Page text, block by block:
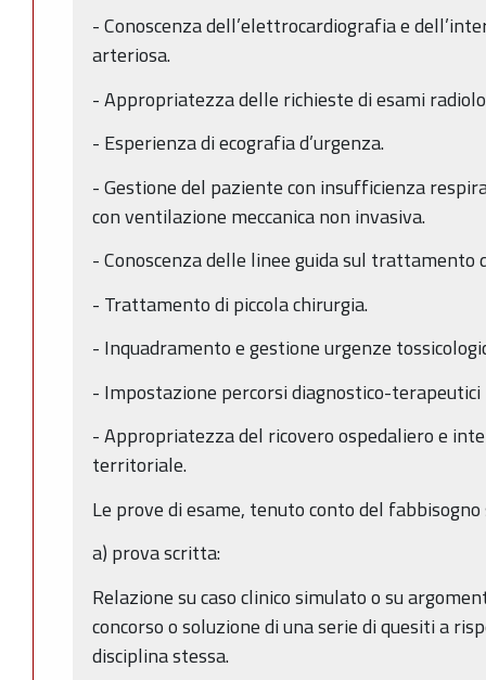
- Conoscenza dell’elettrocardiografia e
arteriosa.
- Appropriatezza delle richieste di esami
- Esperienza di ecografia d’urgenza.
- Gestione del paziente con insufficienza
con ventilazione meccanica non invasiva.
- Conoscenza delle linee guida sul trattamento
- Trattamento di piccola chirurgia.
- Inquadramento e gestione urgenze
- Impostazione percorsi diagnostico-terapeutici
- Appropriatezza del ricovero ospedaliero e
territoriale.
Le prove di esame, tenuto conto del
a) prova scritta:
Relazione su caso clinico simulato o su
concorso o soluzione di una serie di quesiti a
disciplina stessa.